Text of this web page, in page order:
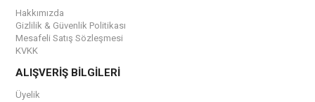
Hakkımızda
Gizlilik & Güvenlik Politikası
Mesafeli Satış Sözleşmesi
KVKK
ALIŞVERİŞ BİLGİLERİ
Üyelik